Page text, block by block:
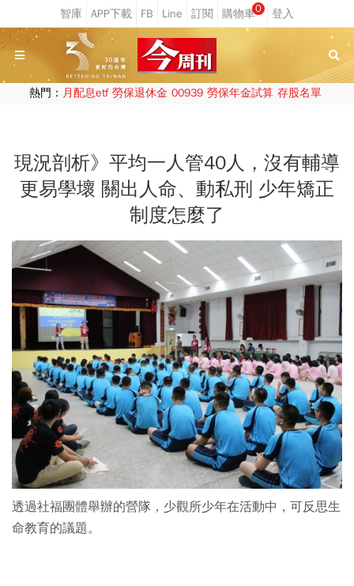
0
熱門： 月配息etf 勞保退休金 00939 勞保年金試算 存股名單
現況剖析》平均一人管40人，沒有輔導
更易學壞 關出人命、動私刑 少年矯正
制度怎麼了
透過社福團體舉辦的營隊，少觀所少年在活動中，可反思生
命教育的議題。